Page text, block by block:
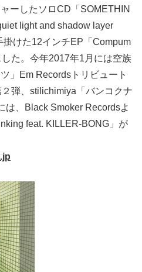
ーしたソロCD「SOMETHIN
light and shadow layer
けた12インチEP「Compum
た。今年2017年1月には空族
」Em Recordsトリビュート
弾、stilichimiya「バンコクナ
は、Black Smoker Recordsよ
feat. KILLER-BONG」が